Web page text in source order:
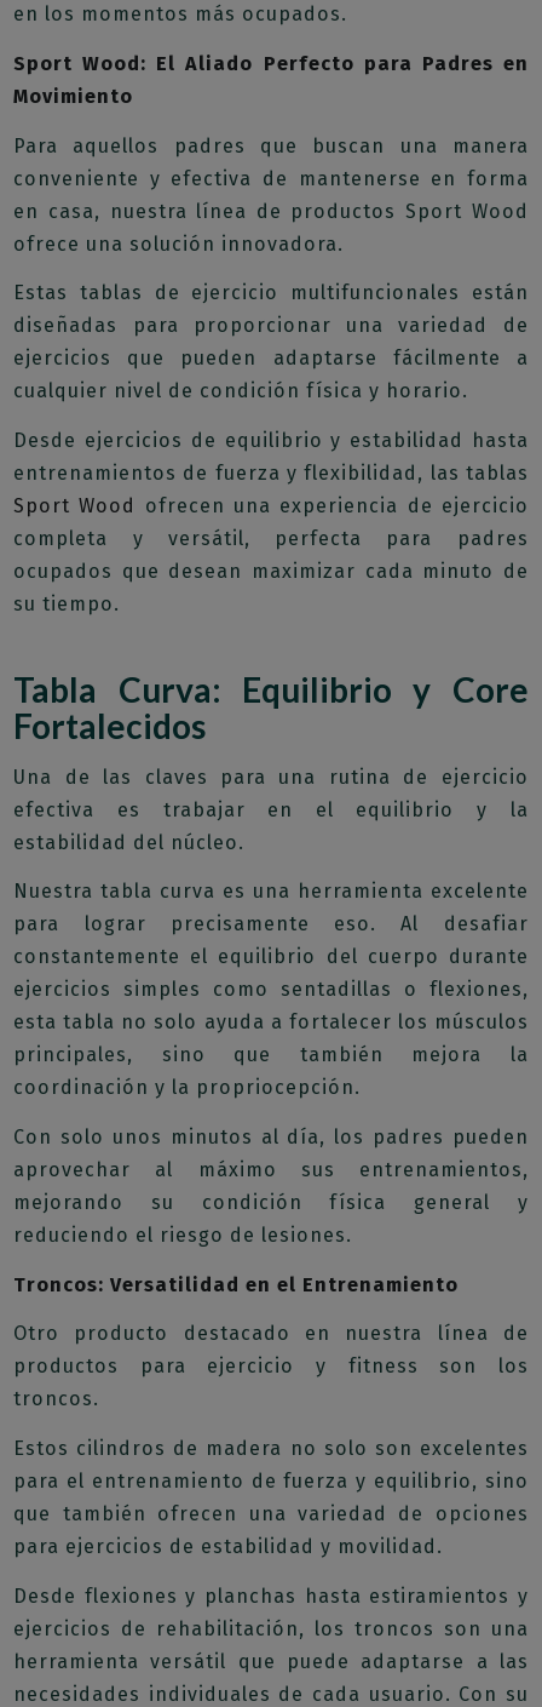
en los momentos más ocupados.
Sport Wood: El Aliado Perfecto para Padres en
Movimiento
Para aquellos padres que buscan una manera
conveniente y efectiva de mantenerse en forma
en casa, nuestra línea de productos Sport Wood
ofrece una solución innovadora.
Estas tablas de ejercicio multifuncionales están
diseñadas para proporcionar una variedad de
ejercicios que pueden adaptarse fácilmente a
cualquier nivel de condición física y horario.
Desde ejercicios de equilibrio y estabilidad hasta
entrenamientos de fuerza y ​​flexibilidad, las tablas
Sport Wood
ofrecen una experiencia de ejercicio
completa y versátil, perfecta para padres
ocupados que desean maximizar cada minuto de
su tiempo.
Tabla Curva: Equilibrio y Core
Fortalecidos
Una de las claves para una rutina de ejercicio
efectiva es trabajar en el equilibrio y la
estabilidad del núcleo.
Nuestra tabla curva es una herramienta excelente
para lograr precisamente eso. Al desafiar
constantemente el equilibrio del cuerpo durante
ejercicios simples como sentadillas o flexiones,
esta tabla no solo ayuda a fortalecer los músculos
principales, sino que también mejora la
coordinación y la propriocepción.
Con solo unos minutos al día, los padres pueden
aprovechar al máximo sus entrenamientos,
mejorando su condición física general y
reduciendo el riesgo de lesiones.
Troncos: Versatilidad en el Entrenamiento
Otro producto destacado en nuestra línea de
productos para ejercicio y fitness son los
troncos.
Estos cilindros de madera no solo son excelentes
para el entrenamiento de fuerza y equilibrio, sino
que también ofrecen una variedad de opciones
para ejercicios de estabilidad y movilidad.
Desde flexiones y planchas hasta estiramientos y
ejercicios de rehabilitación, los troncos son una
herramienta versátil que puede adaptarse a las
necesidades individuales de cada usuario. Con su